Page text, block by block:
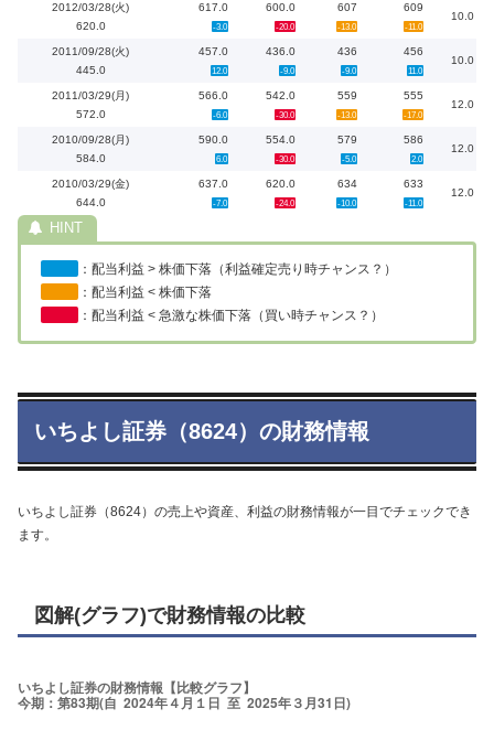
2012/03/28(火)
620.0
617.0
-3.0
600.0
-20.0
607
-13.0
609
-11.0
10.0
2011/09/28(火)
445.0
457.0
12.0
436.0
-9.0
436
-9.0
456
11.0
10.0
2011/03/29(月)
572.0
566.0
-6.0
542.0
-30.0
559
-13.0
555
-17.0
12.0
2010/09/28(月)
584.0
590.0
6.0
554.0
-30.0
579
-5.0
586
2.0
12.0
2010/03/29(金)
644.0
637.0
-7.0
620.0
-24.0
634
-10.0
633
-11.0
12.0
：配当利益 > 株価下落（利益確定売り時チャンス？）
：配当利益 < 株価下落
：配当利益 < 急激な株価下落（買い時チャンス？）
いちよし証券（8624）の財務情報
いちよし証券（8624）の売上や資産、利益の財務情報が一目でチェックでき
ます。
図解(グラフ)で財務情報の比較